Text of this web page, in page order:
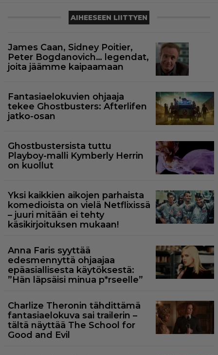
AIHEESEEN LIITTYEN
James Caan, Sidney Poitier,
Peter Bogdanovich… legendat,
joita jäämme kaipaamaan
Fantasiaelokuvien ohjaaja
tekee Ghostbusters: Afterlifen
jatko-osan
Ghostbustersista tuttu
Playboy-malli Kymberly Herrin
on kuollut
Yksi kaikkien aikojen parhaista
komedioista on vielä Netflixissä
– juuri mitään ei tehty
käsikirjoituksen mukaan!
Anna Faris syyttää
edesmennyttä ohjaajaa
epäasiallisesta käytöksestä:
”Hän läpsäisi minua p*rseelle”
Charlize Theronin tähdittämä
fantasiaelokuva sai trailerin –
tältä näyttää The School for
Good and Evil